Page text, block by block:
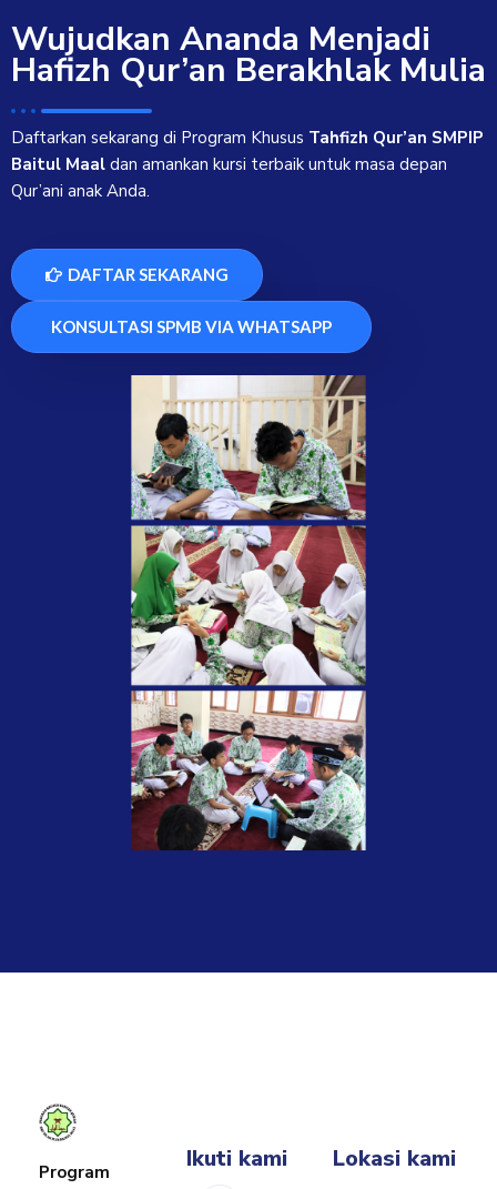
Wujudkan Ananda Menjadi
Hafizh Qur’an Berakhlak Mulia
Daftarkan sekarang di Program Khusus Tahfizh Qur’an SMPIP
Baitul Maal dan amankan kursi terbaik untuk masa depan
Qur’ani anak Anda.
DAFTAR SEKARANG
KONSULTASI SPMB VIA WHATSAPP
Program
Ikuti kami Lokasi kami